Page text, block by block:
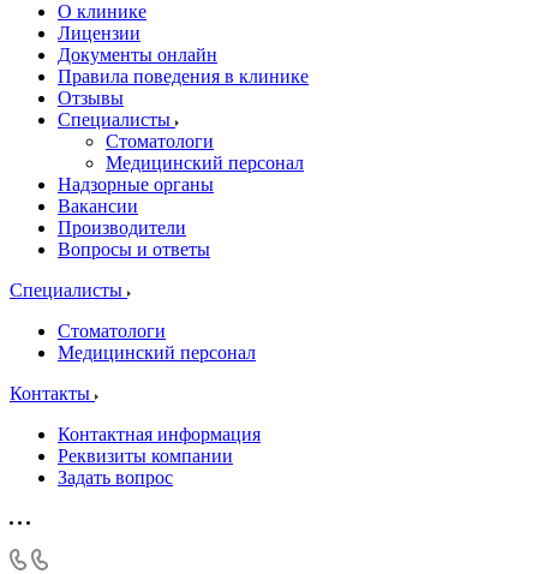
О клинике
Лицензии
Документы онлайн
Правила поведения в клинике
Отзывы
Специалисты
Стоматологи
Медицинский персонал
Надзорные органы
Вакансии
Производители
Вопросы и ответы
Специалисты
Стоматологи
Медицинский персонал
Контакты
Контактная информация
Реквизиты компании
Задать вопрос